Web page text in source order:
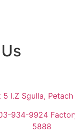
5 I.Z Sgulla,
934-9924
5888